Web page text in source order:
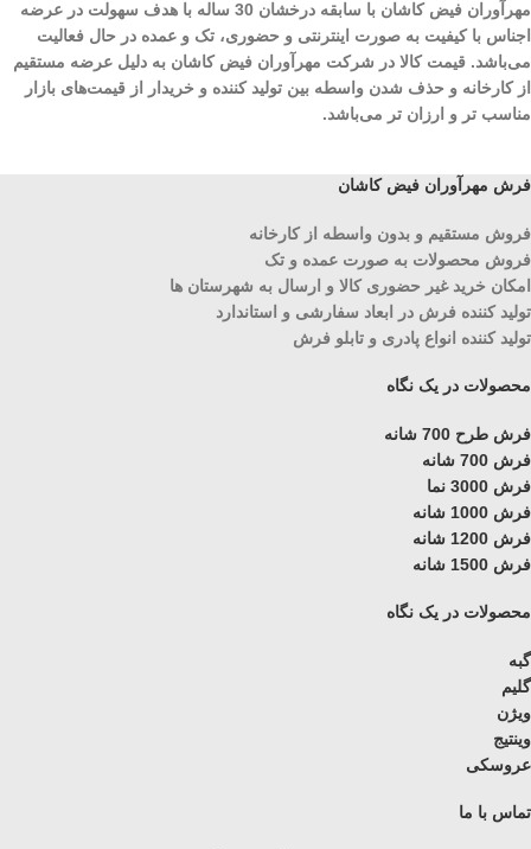
مهرآوران فیض کاشان با سابقه درخشان 30 ساله با هدف سهولت در عرضه
اجناس با کیفیت به صورت اینترنتی و حضوری، تک و عمده در حال فعالیت
می‌باشد. قیمت کالا در شرکت مهرآوران فیض کاشان به دلیل عرضه مستقیم
از کارخانه و حذف شدن واسطه بین تولید کننده و خریدار از قیمت‌های بازار
مناسب تر و ارزان تر می‌باشد.
فرش مهرآوران فیض کاشان
فروش مستقیم و بدون واسطه از کارخانه
فروش محصولات به صورت عمده و تک
امکان خرید غیر حضوری کالا و ارسال به شهرستان ها
تولید کننده فرش در ابعاد سفارشی و استاندارد
تولید کننده انواع پادری و تابلو فرش
محصولات در یک نگاه
فرش طرح 700 شانه
فرش 700 شانه
فرش 3000 نما
فرش 1000 شانه
فرش 1200 شانه
فرش 1500 شانه
محصولات در یک نگاه
گبه
گلیم
ویژن
وینتیج
عروسکی
تماس با ما